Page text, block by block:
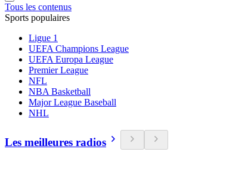
Tous les contenus
Sports populaires
Ligue 1
UEFA Champions League
UEFA Europa League
Premier League
NFL
NBA Basketball
Major League Baseball
NHL
Les meilleures radios